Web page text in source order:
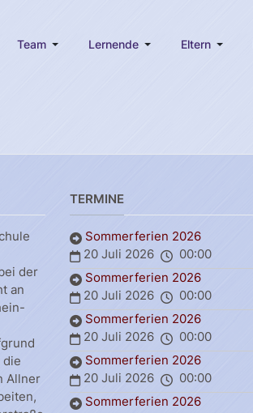
Team Lernende Eltern
der
an
die
Allner
TERMINE
Sommerferien 2026
20 Juli 2026
00:00
Sommerferien 2026
20 Juli 2026
00:00
Sommerferien 2026
20 Juli 2026
00:00
Sommerferien 2026
20 Juli 2026
00:00
Sommerferien 2026